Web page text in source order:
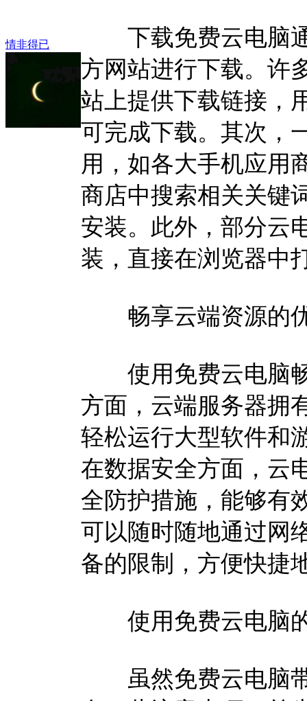
情非得已
下载免费云电脑通
方网站进行下载。许
站上提供下载链接，
可完成下载。其次，
用，如各大手机应用
商店中搜索相关关键
安装。此外，部分云
装，直接在浏览器中
畅享云端资源的
使用免费云电脑畅
方面，云端服务器拥
轻松运行大型软件和
在数据安全方面，云
全防护措施，能够有
可以随时随地通过网
备的限制，方便快捷
使用免费云电脑
虽然免费云电脑带